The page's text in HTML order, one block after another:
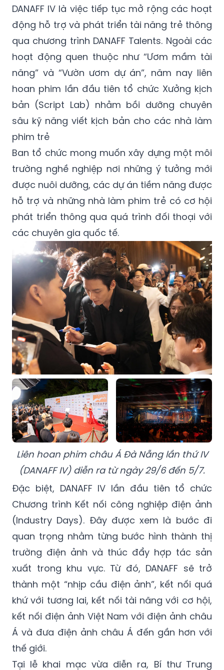
DANAFF IV là việc tiếp tục mở rộng các hoạt
động hỗ trợ và phát triển tài năng trẻ thông
qua chương trình DANAFF Talents. Ngoài các
hoạt động quen thuộc như “Ươm mầm tài
năng” và “Vườn ươm dự án”, năm nay liên
hoan phim lần đầu tiên tổ chức Xưởng kịch
bản (Script Lab) nhằm bồi dưỡng chuyên
sâu kỹ năng viết kịch bản cho các nhà làm
phim trẻ
Ban tổ chức mong muốn xây dựng một môi
trường nghề nghiệp nơi những ý tưởng mới
được nuôi dưỡng, các dự án tiềm năng được
hỗ trợ và những nhà làm phim trẻ có cơ hội
phát triển thông qua quá trình đối thoại với
các chuyên gia quốc tế.
Liên hoan phim châu Á Đà Nẵng lần thứ IV
(DANAFF IV) diễn ra từ ngày 29/6 đến 5/7.
Đặc biệt, DANAFF IV lần đầu tiên tổ chức
Chương trình Kết nối công nghiệp điện ảnh
(Industry Days). Đây được xem là bước đi
quan trọng nhằm từng bước hình thành thị
trường điện ảnh và thúc đẩy hợp tác sản
xuất trong khu vực. Từ đó, DANAFF sẽ trở
thành một “nhịp cầu điện ảnh”, kết nối quá
khứ với tương lai, kết nối tài năng với cơ hội,
kết nối điện ảnh Việt Nam với điện ảnh châu
Á và đưa điện ảnh châu Á đến gần hơn với
thế giới.
Tại lễ khai mạc vừa diễn ra, Bí thư Trung